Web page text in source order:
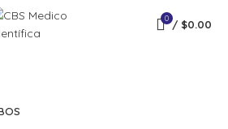
0 / $0.00